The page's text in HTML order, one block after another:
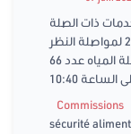
ذات الصلة
جلسة عمل يوم الإثنين الموافق ل07 جوان 2021 لمواصلة النظر
في فصول مشروع القانون المتعلق بإصدار مجلة المياه عدد 66
Commissions
sécurité